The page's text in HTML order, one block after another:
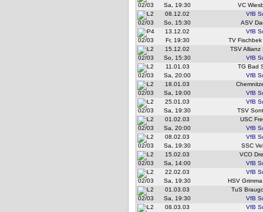
02/03
Sa, 19:30
VC
02/03
08.12.02
So, 15:30
VfB
ASV
02/03
13.12.02
Fr, 19:30
VfB
TV
02/03
15.12.02
So, 15:30
TSV Allianz
VfB
02/03
11.01.03
Sa, 20:00
TG Bad
VfB
02/03
18.01.03
Sa, 19:00
VfB
02/03
25.01.03
Sa, 19:30
VfB
TSV
02/03
01.02.03
Sa, 20:00
USC
VfB
02/03
08.02.03
Sa, 19:30
VfB
SSC
02/03
15.02.03
Sa, 14:00
VCO
VfB
02/03
22.02.03
Sa, 19:30
VfB
HSV
02/03
01.03.03
Sa, 19:30
TuS
VfB
08.03.03
VfB